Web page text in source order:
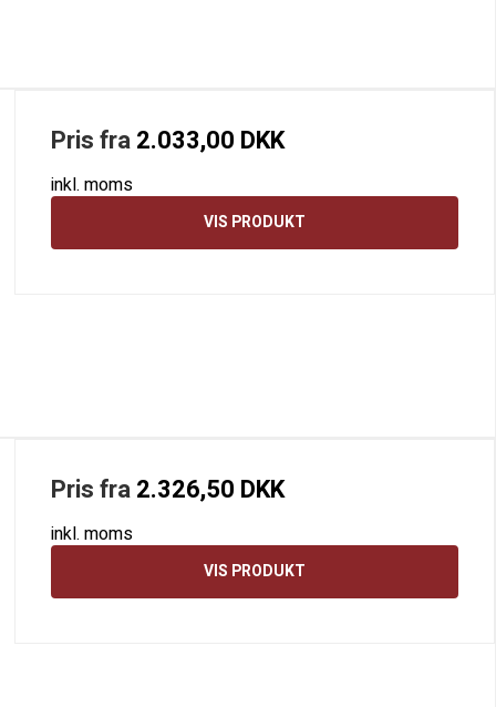
Pris fra2.033,00 DKK
inkl. moms
VIS PRODUKT
Pris fra2.326,50 DKK
inkl. moms
VIS PRODUKT